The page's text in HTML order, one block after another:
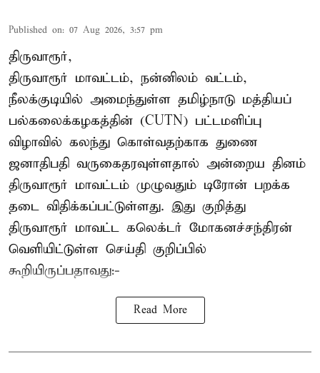
Published on: 07 Aug 2026, 3:57 pm
திருவாரூர்,
திருவாரூர் மாவட்டம், நன்னிலம் வட்டம்,
நீலக்குடியில் அமைந்துள்ள தமிழ்நாடு மத்தியப்
பல்கலைக்கழகத்தின் (CUTN) பட்டமளிப்பு
விழாவில் கலந்து கொள்வதற்காக துணை
ஜனாதிபதி வருகைதரவுள்ளதால் அன்றைய தினம்
திருவாரூர் மாவட்டம் முழுவதும் டிரோன் பறக்க
தடை விதிக்கப்பட்டுள்ளது. இது குறித்து
திருவாரூர் மாவட்ட கலெக்டர் மோகனச்சந்திரன்
வெளியிட்டுள்ள செய்தி குறிப்பில்
கூறியிருப்பதாவது:-
Read More